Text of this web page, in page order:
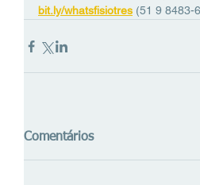
bit.ly/whatsfisiotres (51 9 8483-
Comentários